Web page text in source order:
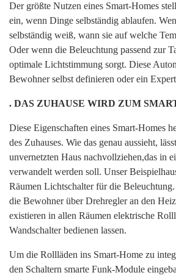
Der größte Nutzen eines Smart-Homes
ein, wenn Dinge selbständig ablaufen.
selbständig weiß, wann sie auf welche
Oder wenn die Beleuchtung passend zur
optimale Lichtstimmung sorgt. Diese
Bewohner selbst definieren oder ein
. DAS ZUHAUSE WIRD ZUM
Diese Eigenschaften eines Smart-Homes
des Zuhauses. Wie das genau aussieht,
unvernetzten Haus nachvollziehen,das in
verwandelt werden soll. Unser
Räumen Lichtschalter für die
die Bewohner über Drehregler an den
existieren in allen Räumen elektrische
Wandschalter bedienen lassen.
Um die Rollläden ins Smart-Home zu
den Schaltern smarte Funk-Module